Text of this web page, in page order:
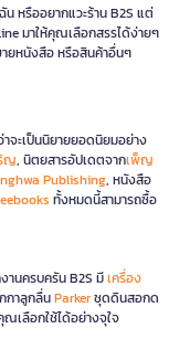
หรืออยากแวะร้าน B2S แต่
มาให้คุณเลือกสรรได้ง่ายๆ
ยหนังสือ หรือสินค้าอื่นๆ
จะเป็นนิยายยอดนิยมอย่าง
ญ, นิตยสารอัปเดตจากเพ็ญ
Publishing, หนังสือ
ทั้งหมดนี้สามารถซื้อ
นครบครัน B2S มีเครื่อง
กาลูกลื่นParkerชุดดินสอกด
ณเลือกใช้ได้อย่างจุใจ